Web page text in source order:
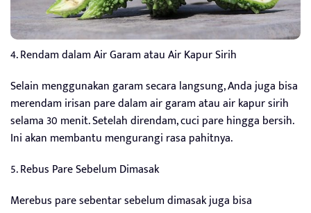
4. Rendam dalam Air Garam atau Air Kapur Sirih
Selain menggunakan garam secara langsung, Anda juga bisa
merendam irisan pare dalam air garam atau air kapur sirih
selama 30 menit. Setelah direndam, cuci pare hingga bersih.
Ini akan membantu mengurangi rasa pahitnya.
5. Rebus Pare Sebelum Dimasak
Merebus pare sebentar sebelum dimasak juga bisa